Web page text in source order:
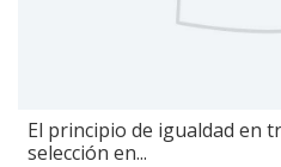
El principio de igualdad en
selección en...